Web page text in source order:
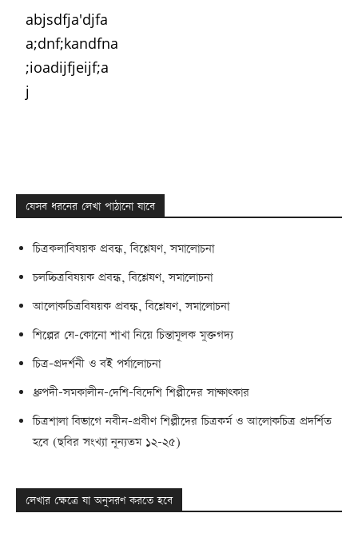
abjsdfja'djfa
a;dnf;kandfna
;ioadijfjeijf;a
j
যেসব ধরনের লেখা পাঠানো যাবে
চিত্রকলাবিষয়ক প্রবন্ধ, বিশ্লেষণ, সমালোচনা
চলচ্চিত্রবিষয়ক প্রবন্ধ, বিশ্লেষণ, সমালোচনা
আলোকচিত্রবিষয়ক প্রবন্ধ, বিশ্লেষণ, সমালোচনা
শিল্পের যে-কোনো শাখা নিয়ে চিন্তামূলক মুক্তগদ্য
চিত্র-প্রদর্শনী ও বই পর্যালোচনা
ধ্রুপদী-সমকালীন-দেশি-বিদেশি শিল্পীদের সাক্ষাৎকার
চিত্রশালা বিভাগে নবীন-প্রবীণ শিল্পীদের চিত্রকর্ম ও আলোকচিত্র প্রদর্শিত
হবে (ছবির সংখ্যা নূন্যতম ১২-২৫)
লেখার ক্ষেত্রে যা অনুসরণ করতে হবে